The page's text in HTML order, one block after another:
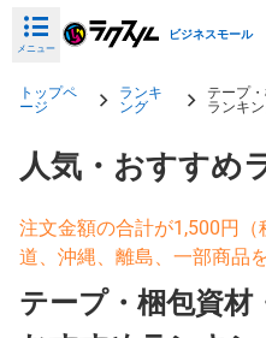
メニュー
ビジネスモール
トップペ
ージ
ランキ
ング
テープ
ランキ
人気・おすすめ
注文金額の合計が1,500円
道、沖縄、離島、一部商品
テープ・梱包資材